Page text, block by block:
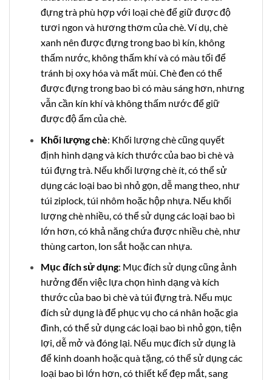
đựng trà phù hợp với loại chè để giữ được độ
tươi ngon và hương thơm của chè. Ví dụ, chè
xanh nên được đựng trong bao bì kín, không
thấm nước, không thấm khí và có màu tối để
tránh bị oxy hóa và mất mùi. Chè đen có thể
được đựng trong bao bì có màu sáng hơn, nhưng
vẫn cần kín khí và không thấm nước để giữ
được độ ẩm của chè.
Khối lượng chè: Khối lượng chè cũng quyết
định hình dạng và kích thước của bao bì chè và
túi đựng trà. Nếu khối lượng chè ít, có thể sử
dụng các loại bao bì nhỏ gọn, dễ mang theo, như
túi ziplock, túi nhôm hoặc hộp nhựa. Nếu khối
lượng chè nhiều, có thể sử dụng các loại bao bì
lớn hơn, có khả năng chứa được nhiều chè, như
thùng carton, lon sắt hoặc can nhựa.
Mục đích sử dụng: Mục đích sử dụng cũng ảnh
hưởng đến việc lựa chọn hình dạng và kích
thước của bao bì chè và túi đựng trà. Nếu mục
đích sử dụng là để phục vụ cho cá nhân hoặc gia
đình, có thể sử dụng các loại bao bì nhỏ gọn, tiện
lợi, dễ mở và đóng lại. Nếu mục đích sử dụng là
để kinh doanh hoặc quà tặng, có thể sử dụng các
loại bao bì lớn hơn, có thiết kế đẹp mắt, sang